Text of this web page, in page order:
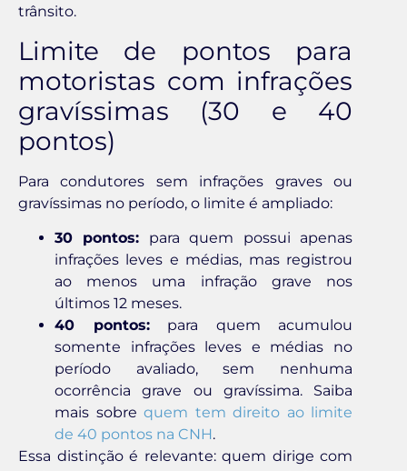
trânsito.
Limite de pontos para
motoristas com infrações
gravíssimas (30 e 40
pontos)
Para condutores sem infrações graves ou
gravíssimas no período, o limite é ampliado:
30 pontos: para quem possui apenas
infrações leves e médias, mas registrou
ao menos uma infração grave nos
últimos 12 meses.
40 pontos:para quem acumulou
somente infrações leves e médias no
período avaliado, sem nenhuma
ocorrência grave ou gravíssima. Saiba
mais sobre quem tem direito ao limite
de 40 pontos na CNH.
Essa distinção é relevante: quem dirige com